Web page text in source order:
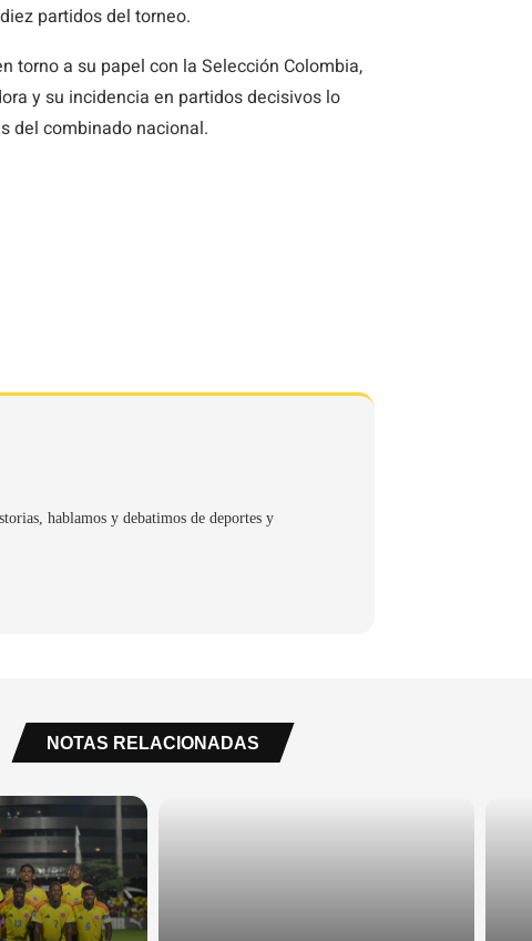
partidos del torneo.
torno a su papel con la Selección Colombia,
y su incidencia en partidos decisivos lo
del combinado nacional.
hablamos y debatimos de deportes y
NOTAS RELACIONADAS